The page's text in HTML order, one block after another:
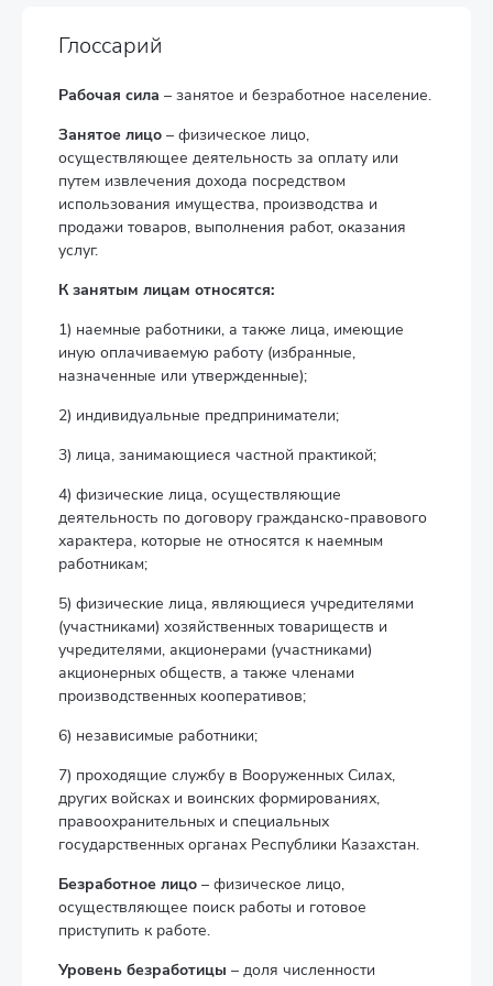
Глоссарий
Рабочая сила – занятое и безработное население.
Занятое лицо – физическое лицо,
осуществляющее деятельность за оплату или
путем извлечения дохода посредством
использования имущества, производства и
продажи товаров, выполнения работ, оказания
услуг.
К занятым лицам относятся:
1) наемные работники, а также лица, имеющие
иную оплачиваемую работу (избранные,
назначенные или утвержденные);
2) индивидуальные предприниматели;
3) лица, занимающиеся частной практикой;
4) физические лица, осуществляющие
деятельность по договору гражданско-правового
характера, которые не относятся к наемным
работникам;
5) физические лица, являющиеся учредителями
(участниками) хозяйственных товариществ и
учредителями, акционерами (участниками)
акционерных обществ, а также членами
производственных кооперативов;
6) независимые работники;
7) проходящие службу в Вооруженных Силах,
других войсках и воинских формированиях,
правоохранительных и специальных
государственных органах Республики Казахстан.
Безработное лицо – физическое лицо,
осуществляющее поиск работы и готовое
приступить к работе.
Уровень безработицы – доля численности